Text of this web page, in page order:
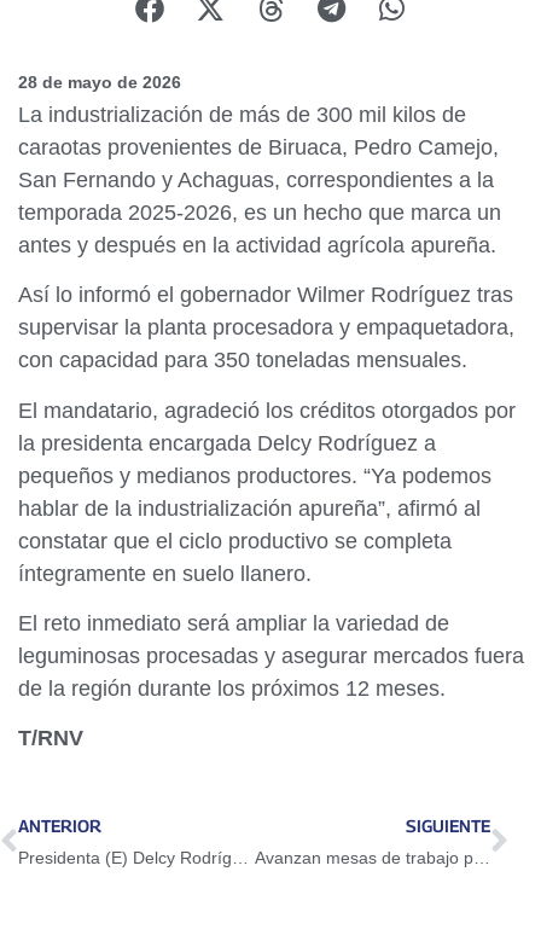
28 de mayo de 2026
La industrialización de más de 300 mil kilos de
caraotas provenientes de Biruaca, Pedro Camejo,
San Fernando y Achaguas, correspondientes a la
temporada 2025-2026, es un hecho que marca un
antes y después en la actividad agrícola apureña.
Así lo informó el gobernador Wilmer Rodríguez tras
supervisar la planta procesadora y empaquetadora,
con capacidad para 350 toneladas mensuales.
El mandatario, agradeció los créditos otorgados por
la presidenta encargada Delcy Rodríguez a
pequeños y medianos productores. “Ya podemos
hablar de la industrialización apureña”, afirmó al
constatar que el ciclo productivo se completa
íntegramente en suelo llanero.
El reto inmediato será ampliar la variedad de
leguminosas procesadas y asegurar mercados fuera
de la región durante los próximos 12 meses.
T/RNV
ANTERIOR SIGUIENTE
Avanzan mesas de trabajo para regular el comercio y transporte indígena en el estado Zulia